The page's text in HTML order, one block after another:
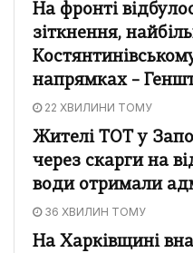
На фронті
зіткнення,
напрямках –
22 ХВИЛИНИ ТОМУ
Жителі ТОТ у
через скарги на
води отримали
36 ХВИЛИН ТОМУ
На Харківщині